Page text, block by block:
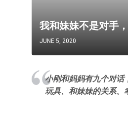
我和妹妹不是对手
JUNE 5, 2020
小刚和妈妈有九个对话
玩具、和妹妹的关系、